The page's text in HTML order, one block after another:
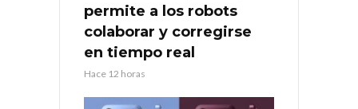
permite a los robots
colaborar y corregirse
en tiempo real
Hace 12 horas